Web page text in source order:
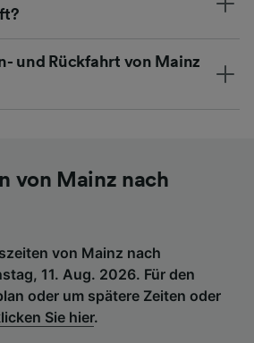
und Rückfahrt von Mainz
von Mainz nach
von Mainz nach
11. Aug. 2026. Für den
oder um spätere Zeiten oder
Sie hier.